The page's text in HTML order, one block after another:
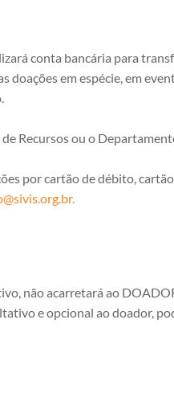
conta bancária para
doações em espécie, em
Recursos ou o
por cartão de débito,
.
não acarretará ao
e opcional ao doador,